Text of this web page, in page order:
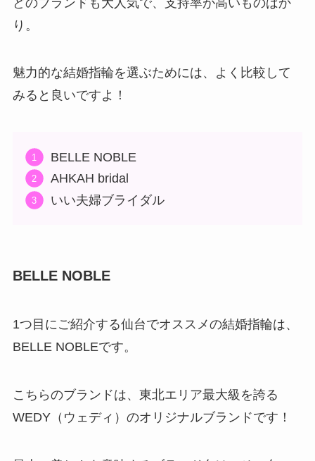
り。
魅力的な結婚指輪を選ぶためには、よく比較して
みると良いですよ！
BELLE NOBLE
AHKAH bridal
いい夫婦ブライダル
BELLE NOBLE
1つ目にご紹介する仙台でオススメの結婚指輪は、
BELLE NOBLEです。
こちらのブランドは、東北エリア最大級を誇る
WEDY（ウェディ）のオリジナルブランドです！